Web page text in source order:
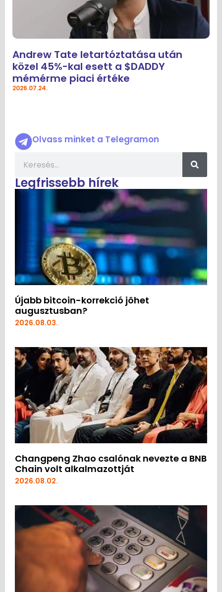
Andrew Tate letartóztatása után
közel 45%-kal esett a $DADDY
mémérme piaci értéke
2026.07.24.
Olvass minket a Telegramon
Legfrissebb hírek
Újabb bitcoin-korrekció jöhet
augusztusban?
2026.08.03.
Changpeng Zhao csalónak nevezte a BNB
Chain volt alkalmazottját
2026.08.02.